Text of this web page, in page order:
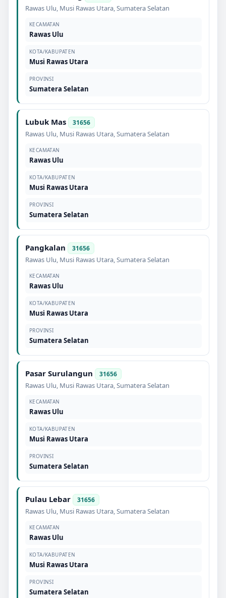
Rawas Ulu, Musi Rawas Utara,Sumatera Selatan
KECAMATAN
Rawas Ulu
KOTA/KABUPATEN
Musi Rawas Utara
PROVINSI
Sumatera Selatan
Lubuk Mas 31656
Rawas Ulu, Musi Rawas Utara,Sumatera Selatan
KECAMATAN
Rawas Ulu
KOTA/KABUPATEN
Musi Rawas Utara
PROVINSI
Sumatera Selatan
Pangkalan 31656
Rawas Ulu, Musi Rawas Utara,Sumatera Selatan
KECAMATAN
Rawas Ulu
KOTA/KABUPATEN
Musi Rawas Utara
PROVINSI
Sumatera Selatan
Pasar Surulangun 31656
Rawas Ulu, Musi Rawas Utara,Sumatera Selatan
KECAMATAN
Rawas Ulu
KOTA/KABUPATEN
Musi Rawas Utara
PROVINSI
Sumatera Selatan
Pulau Lebar 31656
Rawas Ulu, Musi Rawas Utara,Sumatera Selatan
KECAMATAN
Rawas Ulu
KOTA/KABUPATEN
Musi Rawas Utara
PROVINSI
Sumatera Selatan